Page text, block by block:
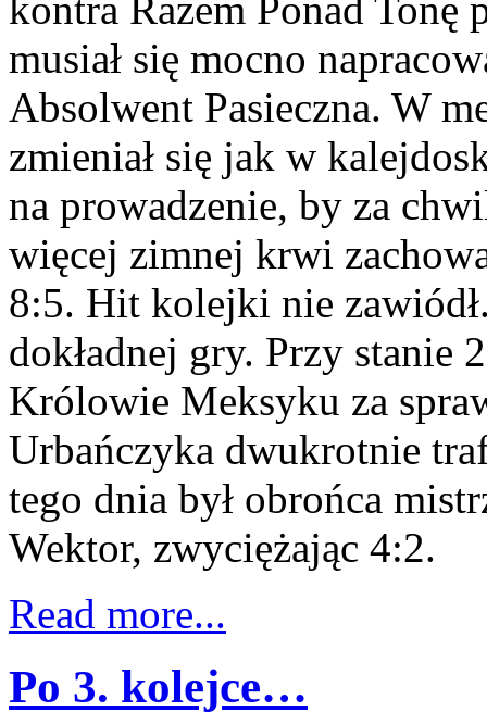
kontra Razem Ponad Tonę
musiał się mocno
Absolwent Pasieczna. W
zmieniał się jak w
na prowadzenie, by za
więcej zimnej krwi
8:5. Hit kolejki nie
dokładnej gry. Przy stanie
Królowie Meksyku za
Urbańczyka dwukrotnie
tego dnia był obrońca
Wektor, zwyciężając 4:2.
Read more...
Po 3. kolejce…